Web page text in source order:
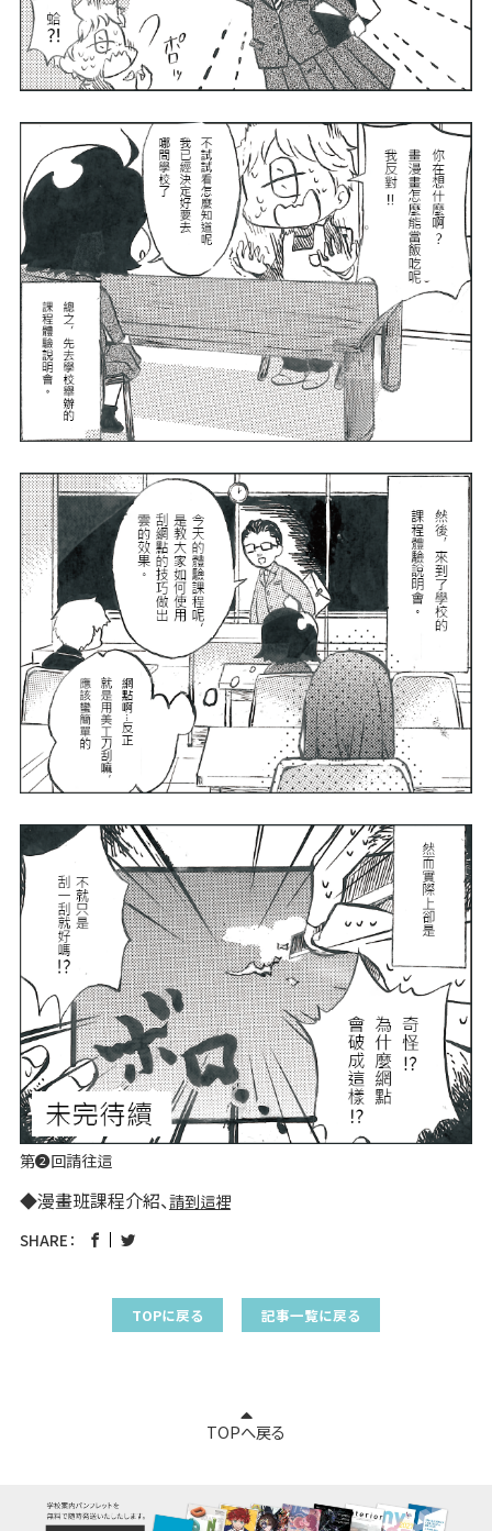
第❷回請往這
◆漫畫班課程介紹、請到這裡
SHARE：
TOPに戻る 記事一覧に戻る
TOPへ戻る